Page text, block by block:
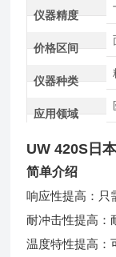
仪器精度
价格区间
仪器种类
应用领域
UW 420S 日
简单介绍
响应性提高：
耐冲击性提高
温度特性提高